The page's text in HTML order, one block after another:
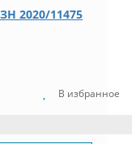
2020/11475
В избранное